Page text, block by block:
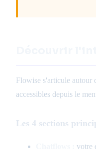
Flowise s'articule autour
accessibles depuis le
Les 4 sections
votre